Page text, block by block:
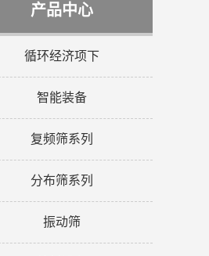
产品中心
循环经济项下
智能装备
复频筛系列
分布筛系列
振动筛